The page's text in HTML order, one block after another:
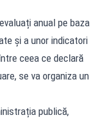
anual pe baza
și a unor indicatori
ceea ce declară
se va organiza un
publică,